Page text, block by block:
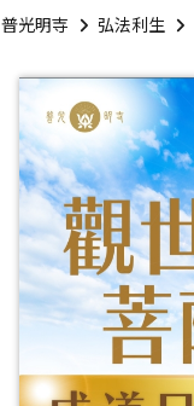
普光明寺 弘法利生